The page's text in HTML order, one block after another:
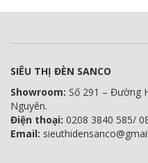
SIÊU THỊ ĐÈN SANCO
Showroom: Số 291 – Đường
Nguyên.
Điện thoại: 0208 3840 585/
Email: